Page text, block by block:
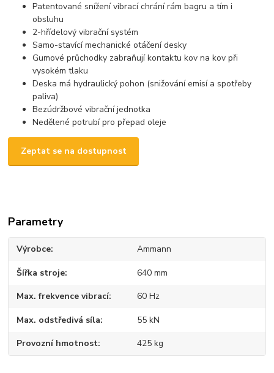
Patentované snížení vibrací chrání rám bagru a tím i
obsluhu
2-hřídelový vibrační systém
Samo-stavící mechanické otáčení desky
Gumové průchodky zabraňují kontaktu kov na kov při
vysokém tlaku
Deska má hydraulický pohon (snižování emisí a spotřeby
paliva)
Bezúdržbové vibrační jednotka
Nedělené potrubí pro přepad oleje
Zeptat se na dostupnost
Parametry
Výrobce Ammann
Šířka stroje 640 mm
Max. frekvence vibrací 60 Hz
Max. odstředivá síla 55 kN
Provozní hmotnost 425 kg